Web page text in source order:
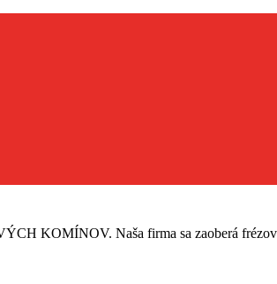
KOMÍNOV. Naša firma sa zaoberá